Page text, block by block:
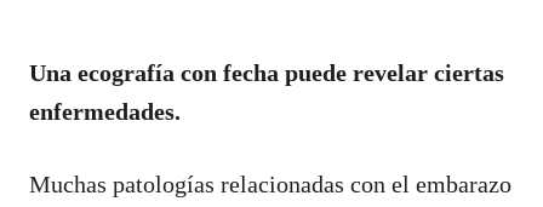
Una ecografía con fecha puede revelar ciertas
enfermedades.
Muchas patologías relacionadas con el embarazo